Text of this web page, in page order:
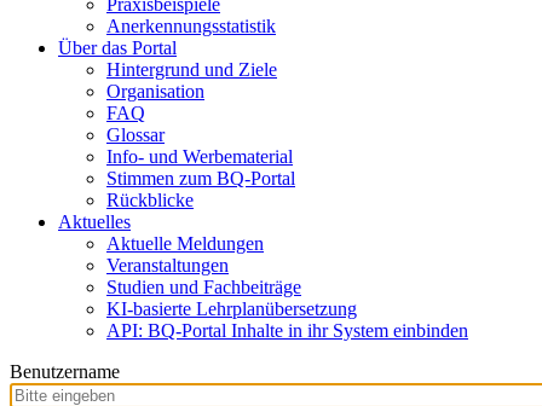
Anerkennungsstatistik
Über das Portal
Hintergrund und Ziele
Organisation
FAQ
Glossar
Info- und Werbematerial
Stimmen zum BQ-Portal
Rückblicke
Aktuelles
Aktuelle Meldungen
Veranstaltungen
Studien und Fachbeiträge
KI-basierte Lehrplanübersetzung
API: BQ-Portal Inhalte in ihr System einbinden
Benutzername